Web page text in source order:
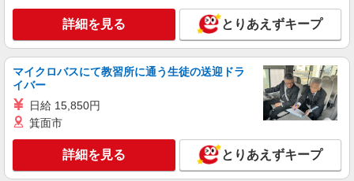
株式会社トラストグロース 新宿本社 第1営業部
介護老人保健施設での介護士
時給：初任者研修1300円/実務者研修1400円/介
キープ 詳細を見る
詳細を見る とりあえずキープ
マイクロバスにて教習所に通う生徒の送迎ドラ
イバー
日給 15,850円
箕面市
詳細を見る とりあえずキープ